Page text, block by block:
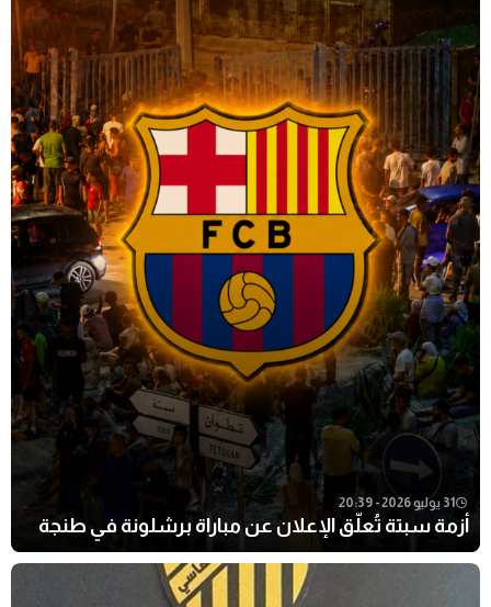
31 يوليو 2026 - 20:39
أزمة سبتة تُعلّق الإعلان عن مباراة برشلونة في طنجة